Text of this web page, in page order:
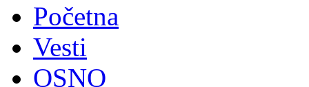
Početna
Vesti
OSNO